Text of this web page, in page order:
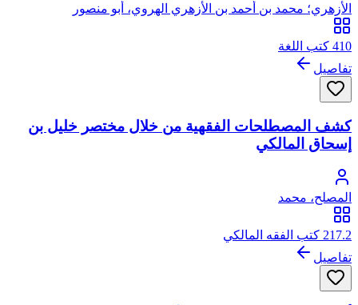
الأزهري؛ محمد بن أحمد بن الأزهري الهروي، أبو منصور
410 كتب اللغة
تفاصيل
كشف المصطلحات الفقهية من خلال مختصر خليل بن
إسحاق المالكي
المصلح، محمد
217.2 كتب الفقه المالكي
تفاصيل